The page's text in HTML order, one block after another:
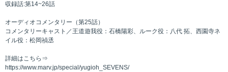
収録話:第14~26話
オーディオコメンタリー（第25話）
コメンタリーキャスト／王道遊我役：石橋陽彩、ルーク役：八代 拓、⻄園寺ネ
イル役：松岡禎丞
詳細はこちら⇒
https://www.marv.jp/special/yugioh_SEVENS/